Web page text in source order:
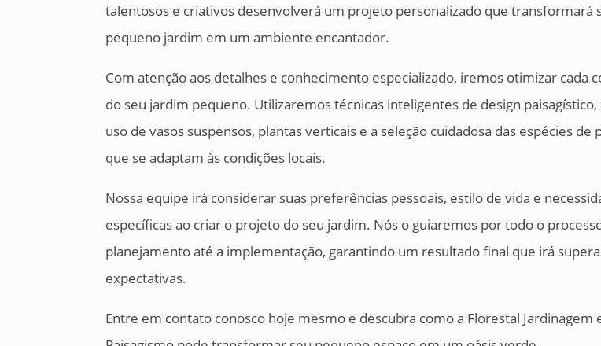
talentosos e criativos desenvolverá um projeto personalizado que transformará
pequeno jardim em um ambiente encantador.
Com atenção aos detalhes e conhecimento especializado, iremos otimizar cada
do seu jardim pequeno. Utilizaremos técnicas inteligentes de design
uso de vasos suspensos, plantas verticais e a seleção cuidadosa das espécies de
que se adaptam às condições locais.
Nossa equipe irá considerar suas preferências pessoais, estilo de vida e
específicas ao criar o projeto do seu jardim. Nós o guiaremos por todo o
planejamento até a implementação, garantindo um resultado final que irá
expectativas.
Entre em contato conosco hoje mesmo e descubra como a Florestal Jardinagem